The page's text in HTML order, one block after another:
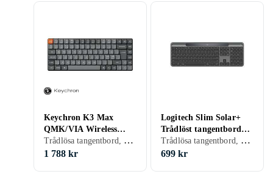
Keychron K3 Max
QMK/VIA Wireless
RGB Hot Swap Low
Profile (Nordic)
Trådlösa tangentbord, Tangentbord med kabel, Gamingtangentbord, Mekaniska tangentbord, Mekaniskt, Gateron Red, Engelsk, PC, Mac, 75%
1 788 kr
Logitech Slim Solar+
Trådlöst tangentbord
(Nordic)
Trådlösa tangentbord, Scissor switch , Engelsk, Mac, Standard
699 kr